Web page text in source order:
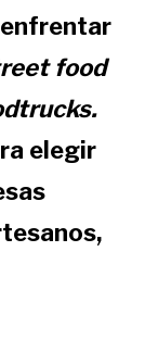
food
elegir